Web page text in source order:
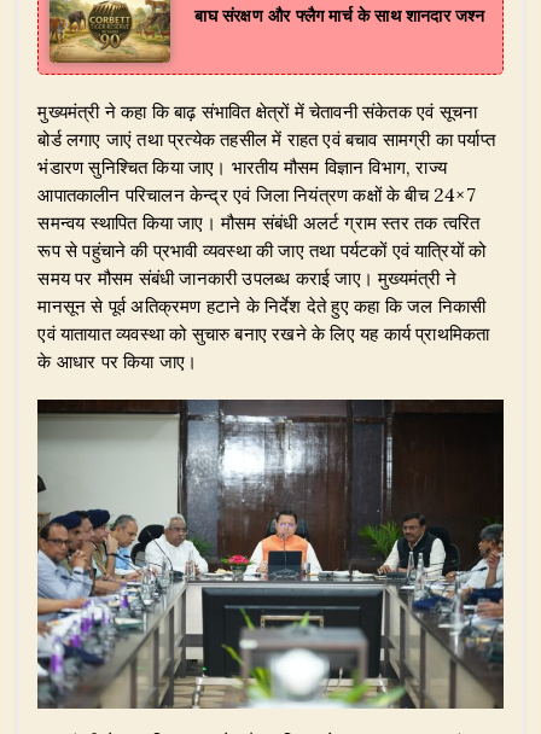
बाघ संरक्षण और फ्लैग मार्च के साथ शानदार जश्न
​मुख्यमंत्री ने कहा कि बाढ़ संभावित क्षेत्रों में चेतावनी संकेतक एवं सूचना
बोर्ड लगाए जाएं तथा प्रत्येक तहसील में राहत एवं बचाव सामग्री का पर्याप्त
भंडारण सुनिश्चित किया जाए। भारतीय मौसम विज्ञान विभाग, राज्य
आपातकालीन परिचालन केन्द्र एवं जिला नियंत्रण कक्षों के बीच 24×7
समन्वय स्थापित किया जाए। मौसम संबंधी अलर्ट ग्राम स्तर तक त्वरित
रूप से पहुंचाने की प्रभावी व्यवस्था की जाए तथा पर्यटकों एवं यात्रियों को
समय पर मौसम संबंधी जानकारी उपलब्ध कराई जाए। मुख्यमंत्री ने
मानसून से पूर्व अतिक्रमण हटाने के निर्देश देते हुए कहा कि जल निकासी
एवं यातायात व्यवस्था को सुचारु बनाए रखने के लिए यह कार्य प्राथमिकता
के आधार पर किया जाए।